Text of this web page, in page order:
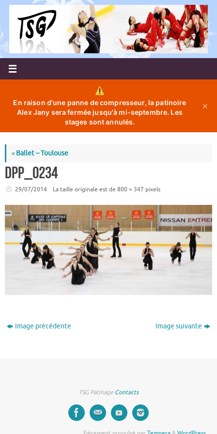
Passer
contenu
En raison d'une panne de compresseur, la patinoire
Alex Jany sera fermée jusqu'à mi-septembre. Les
stages sont annulés.
✕
«Ballet – Toulouse
DPP_0234
29/07/2014 La taille originale est de 800 × 347 pixels
Image précédente Image suivante
TSG Patinage Contacts